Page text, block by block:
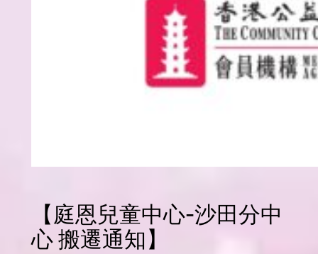
【庭恩兒童中心-沙田分中
心 搬遷通知】